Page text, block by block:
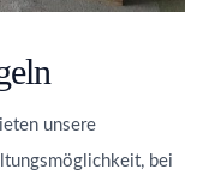
unsere
bei